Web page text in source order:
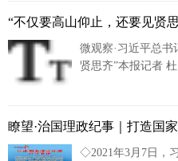
“不仅要高山仰止，还要见贤
微观察·习近平总
贤思齐”本报记者
心合力。 庆祝新
瞭望·治国理政纪事｜打造国
◇2021年3月7日，